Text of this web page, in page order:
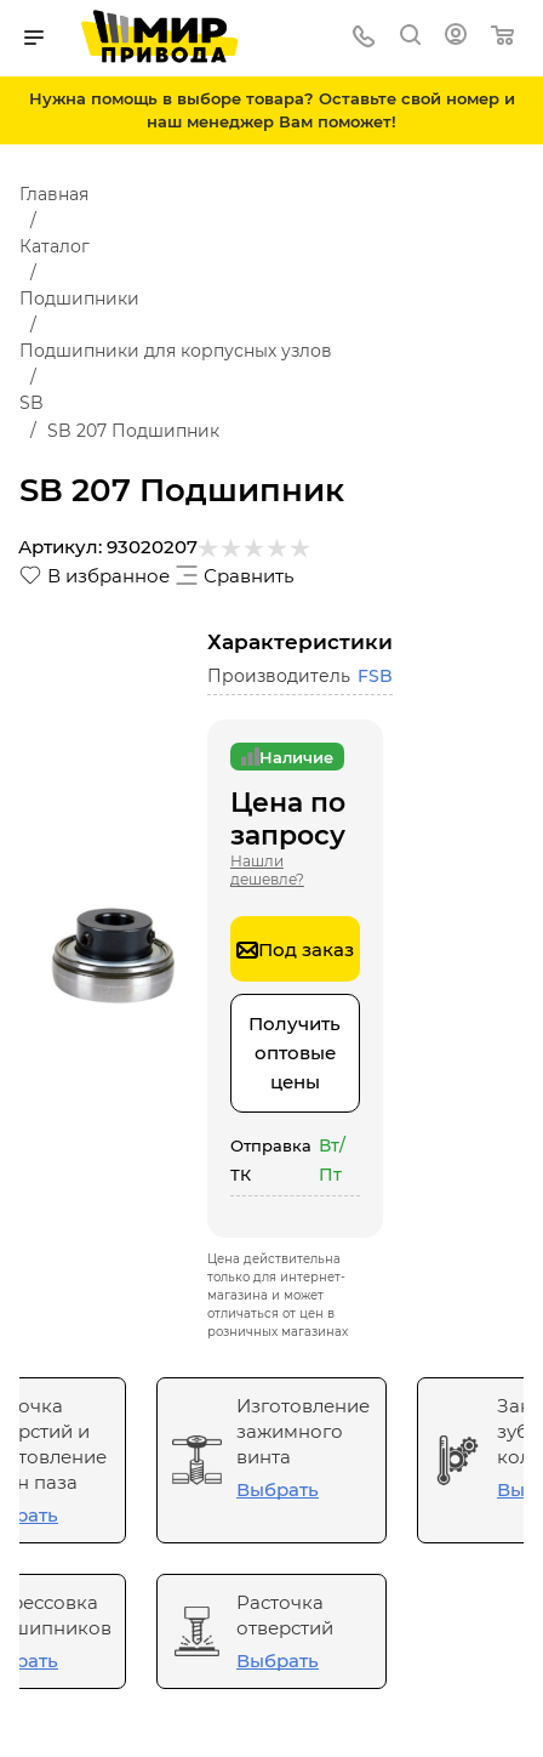
Нужна помощь в выборе товара? Оставьте свой номер и
наш менеджер Вам поможет!
SB 207 Подшипник
Главная
Каталог
Подшипники
Подшипники для корпусных узлов
SB
SB 207 Подшипник
В избранное Сравнить
Артикул: 93020207
Характеристики
Производитель FSB
Наличие
Цена по
запросу
Нашли
дешевле?
Под заказ
Получить
оптовые
цены
Отправка
ТК
Вт/
Пт
Цена действительна
только для интернет-
магазина и может
отличаться от цен в
розничных магазинах
и
паза
Изготовление
зажимного
винта
Выбрать
Расточка
отверстий
Выбрать